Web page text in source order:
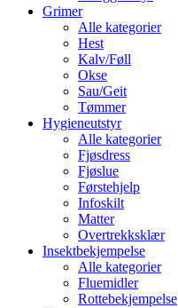
Grimer
Alle kategorier
Hest
Kalv/Føll
Okse
Sau/Geit
Tømmer
Hygieneutstyr
Alle kategorier
Fjøsdress
Fjøslue
Førstehjelp
Infoskilt
Matter
Overtrekksklær
Insektbekjempelse
Alle kategorier
Fluemidler
Rottebekjempelse